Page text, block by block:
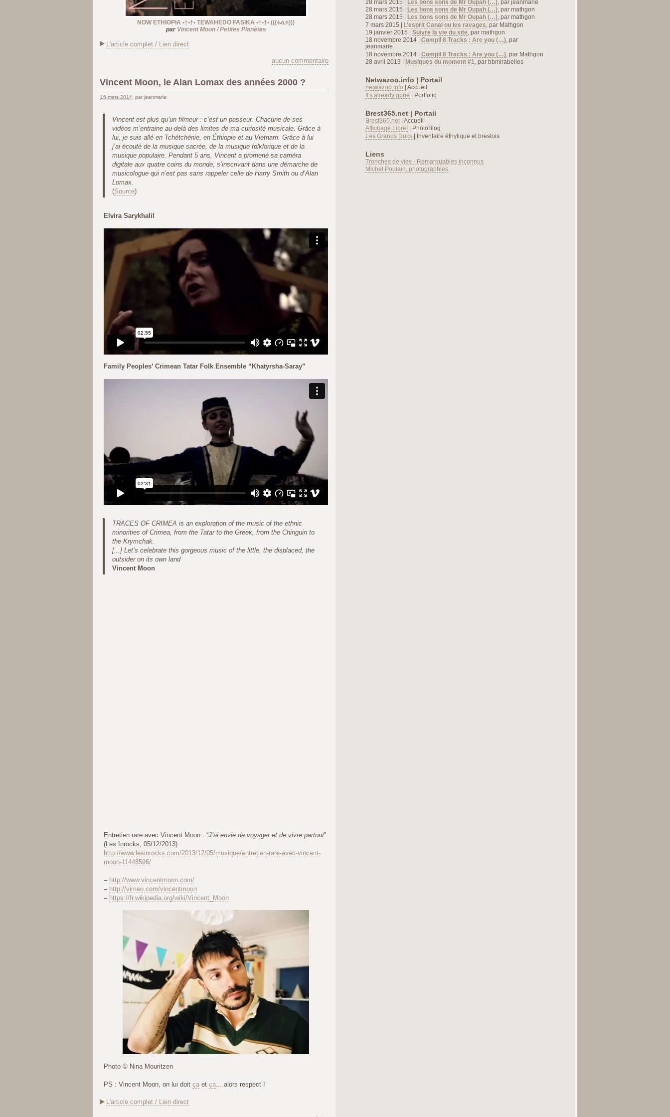
NOW ETHIOPIA •†•†• TEWAHEDO FASIKA •†•†• (((ፋሲካ)))
par Vincent Moon / Petites Planètes
L'article complet / Lien direct
aucun commentaire
Vincent Moon, le Alan Lomax des années 2000 ?
16 mars 2014, par jeanmarie
Vincent est plus qu’un filmeur : c’est un passeur. Chacune de ses
vidéos m’entraine au-delà des limites de ma curiosité musicale. Grâce à
lui, je suis allé en Tchétchénie, en Éthiopie et au Vietnam. Grâce à lui
j’ai écouté de la musique sacrée, de la musique folklorique et de la
musique populaire. Pendant 5 ans, Vincent a promené sa caméra
digitale aux quatre coins du monde, s’inscrivant dans une démarche de
musicologue qui n’est pas sans rappeler celle de Harry Smith ou d’Alan
Lomax.
(Source)
Elvira Sarykhalil
Family Peoples’ Crimean Tatar Folk Ensemble “Khatyrsha-Saray”
TRACES OF CRIMEA is an exploration of the music of the ethnic
minorities of Crimea, from the Tatar to the Greek, from the Chinguin to
the Krymchak.
[...] Let’s celebrate this gorgeous music of the little, the displaced, the
outsider on its own land
Vincent Moon
Entretien rare avec Vincent Moon : “J’ai envie de voyager et de vivre partout”
(Les Inrocks, 05/12/2013)
http://www.lesinrocks.com/2013/12/05/musique/entretien-rare-avec-vincent-
moon-11448596/
– http://www.vincentmoon.com/
– http://vimeo.com/vincentmoon
– https://fr.wikipedia.org/wiki/Vincent_Moon
Photo © Nina Mouritzen
PS : Vincent Moon, on lui doit çaet ça... alors respect !
L'article complet / Lien direct
28 mars 2015 | Les bons sons de Mr Oupah (…) , par jeanmarie
28 mars 2015 | Les bons sons de Mr Oupah (…) , par mathgon
28 mars 2015 |
Les bons sons de Mr Oupah (…) , par mathgon
7 mars 2015 | L’esprit Canal ou les ravages , par Mathgon
19 janvier 2015 | Suivre la vie du site , par mathgon
18 novembre 2014 | Compil 8 Tracks : Are you (…) , par
jeanmarie
18 novembre 2014 | Compil 8 Tracks : Are you (…) , par Mathgon
28 avril 2013 | Musiques du moment #1 , par bbmirabelles
Netwazoo.info | Portail
netwazoo.info | Accueil
It's already gone | Portfolio
Brest365.net | Portail
Brest365.net | Accueil
Affichage Libre! | PhotoBlog
Les Grands Ducs | Inventaire éthylique et brestois
Liens
Tronches de vies - Remarquables inconnus
Michel Poulain, photographies